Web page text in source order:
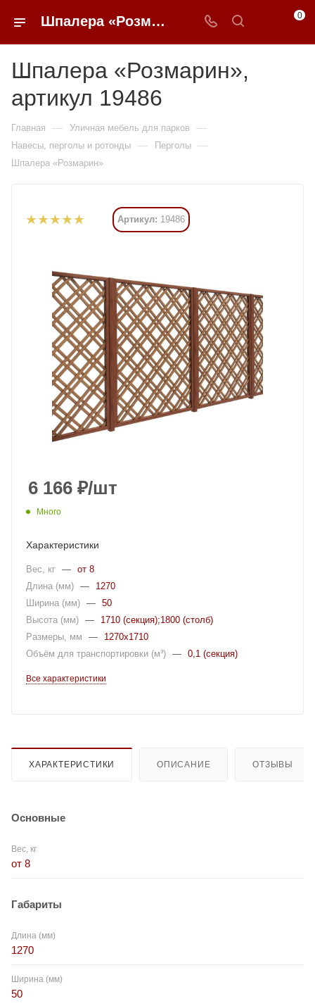
Шпалера «Розмарин» купить в Москве от 5 605 ₽ - 0FFER 0
Шпалера «Розмарин»,
артикул 19486
Главная — Уличная мебель для парков —
Навесы, перголы и ротонды — Перголы —
Шпалера «Розмарин»
Артикул: 19486
6 166 ₽/шт
Много
Характеристики
Вес, кг — от 8
Длина (мм) —
1270
Ширина (мм) — 50
Высота (мм) —
1710 (секция);1800 (столб)
Размеры, мм
—
1270x1710
Объём для транспортировки (м³) — 0,1 (секция)
Все характеристики
ХАРАКТЕРИСТИКИ ОПИСАНИЕ ОТЗЫВЫ
Основные
Вес, кг
от 8
Габариты
Длина (мм)
1270
Ширина (мм)
50